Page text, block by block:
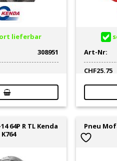
lieferbar
308951
Art-Nr:
CHF25.75
64P R TL Kenda
K764
Pneu